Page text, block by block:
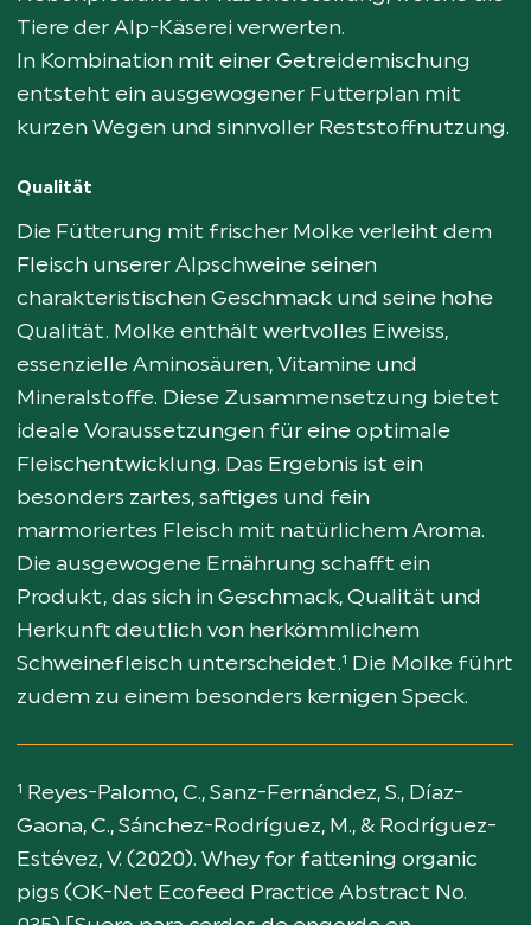
Tiere der Alp-Käserei verwerten.
In Kombination mit einer Getreidemischung
entsteht ein ausgewogener Futterplan mit
kurzen Wegen und sinnvoller Reststoffnutzung.
Qualität
Die Fütterung mit frischer Molke verleiht dem
Fleisch unserer Alpschweine seinen
charakteristischen Geschmack und seine hohe
Qualität. Molke enthält wertvolles Eiweiss,
essenzielle Aminosäuren, Vitamine und
Mineralstoffe. Diese Zusammensetzung bietet
ideale Voraussetzungen für eine optimale
Fleischentwicklung. Das Ergebnis ist ein
besonders zartes, saftiges und fein
marmoriertes Fleisch mit natürlichem Aroma.
Die ausgewogene Ernährung schafft ein
Produkt, das sich in Geschmack, Qualität und
Herkunft deutlich von herkömmlichem
Schweinefleisch unterscheidet.¹ Die Molke führt
zudem zu einem besonders kernigen Speck.
¹ Reyes-Palomo, C., Sanz-Fernández, S., Díaz-
Gaona, C., Sánchez-Rodríguez, M., & Rodríguez-
Estévez, V. (2020). Whey for fattening organic
pigs (OK-Net Ecofeed Practice Abstract No.